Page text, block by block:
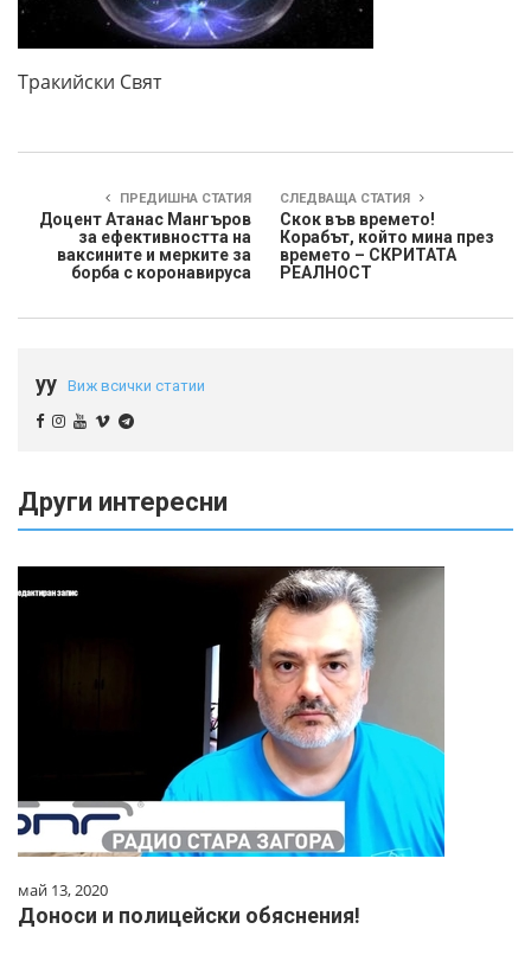
Тракийски Свят
ПРЕДИШНА СТАТИЯ
Доцент Атанас Мангъров
за ефективността на
ваксините и мерките за
борба с коронавируса
СЛЕДВАЩА СТАТИЯ
Скок във времето!
Корабът, който мина през
времето – СКРИТАТА
РЕАЛНОСТ
yy Виж всички статии
Други интересни
май 13, 2020
Доноси и полицейски обяснения!